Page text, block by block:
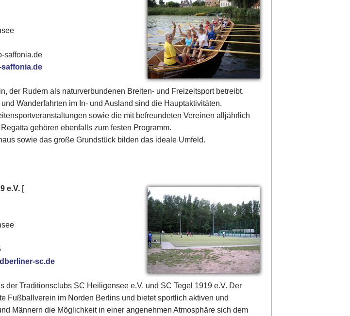
saffonia.de
der Rudern als naturverbundenen Breiten- und Freizeitsport betreibt.
Wanderfahrten im In- und Ausland sind die Hauptaktivitäten.
sowie die mit befreundeten Vereinen alljährlich
gehören ebenfalls zum festen Programm.
sowie das große Grundstück bilden das ideale Umfeld.
e.V. [
sc.de
der Traditionsclubs SC Heiligensee e.V. und SC Tegel 1919 e.V. Der
Fußballverein im Norden Berlins und bietet sportlich aktiven und
Männern die Möglichkeit in einer angenehmen Atmosphäre sich dem